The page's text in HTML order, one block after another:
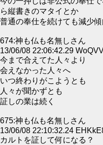
ら縦書きのマタイとか
普通の奉仕を続けても減少
674:神も仏も名無しさん
13/06/08 22:06:42.29
今まで合えてた人々より
会えなかった人々へ
いつ終わりがこようとも
人々が聞かずとも
証しの業は続く
675:神も仏も名無しさん
13/06/08 22:10:32.24
カルトを証して何になる？